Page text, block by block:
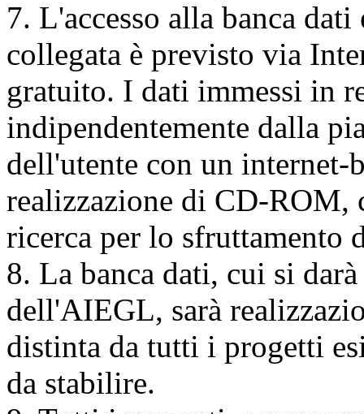
7. L'accesso alla banca
collegata è previsto via
gratuito. I dati immessi in
indipendentemente dalla
dell'utente con un internet-
realizzazione di CD-ROM,
ricerca per lo sfruttamento
8. La banca dati, cui si
dell'AIEGL, sarà
distinta da tutti i progetti
da stabilire.